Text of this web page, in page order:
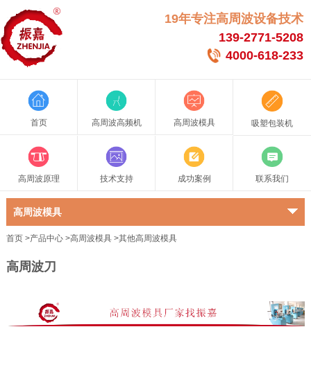
19年专注高周波设备技术
139-2771-5208
4000-618-233
首页 高周波高频机 高周波模具 吸塑包装机
高周波原理 技术支持 成功案例 联系我们
高周波模具
首页>产品中心>高周波模具>其他高周波模具
高周波刀